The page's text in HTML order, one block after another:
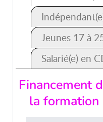
Jeunes 17 à
Salarié(e) en
Financement
la formation